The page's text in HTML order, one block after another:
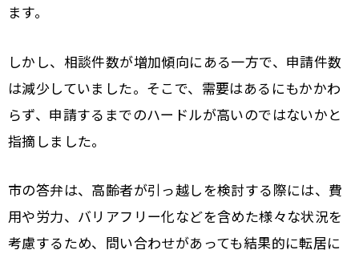
ます。
しかし、相談件数が増加傾向にある一方で、申請件数
は減少していました。そこで、需要はあるにもかかわ
らず、申請するまでのハードルが高いのではないかと
指摘しました。
市の答弁は、高齢者が引っ越しを検討する際には、費
用や労力、バリアフリー化などを含めた様々な状況を
考慮するため、問い合わせがあっても結果的に転居に